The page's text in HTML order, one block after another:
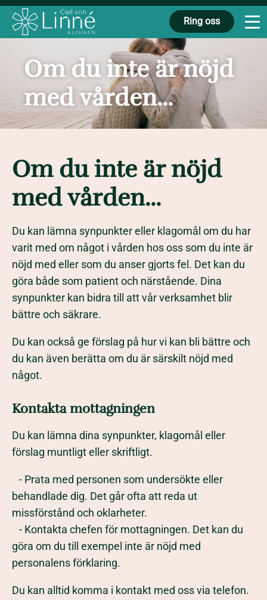
Ring oss
Om du inte är nöjd
med vården...
Om du inte är nöjd
med vården...
Du kan lämna synpunkter eller klagomål om du har
varit med om något i vården hos oss som du inte är
nöjd med eller som du anser gjorts fel. Det kan du
göra både som patient och närstående. Dina
synpunkter kan bidra till att vår verksamhet blir
bättre och säkrare.
Du kan också ge förslag på hur vi kan bli bättre och
du kan även berätta om du är särskilt nöjd med
något.
Kontakta mottagningen
Du kan lämna dina synpunkter, klagomål eller
förslag muntligt eller skriftligt.
- Prata med personen som undersökte eller
behandlade dig. Det går ofta att reda ut
missförstånd och oklarheter.
- Kontakta chefen för mottagningen. Det kan du
göra om du till exempel inte är nöjd med
personalens förklaring.
Du kan alltid komma i kontakt med oss via telefon.